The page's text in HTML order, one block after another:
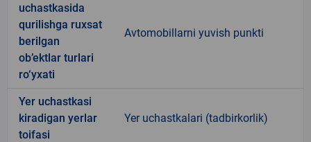
uchastkasida
qurilishga ruxsat
berilgan
ob’ektlar turlari
ro‘yxati
Avtomobillarni yuvish punkti
Yer uchastkasi
kiradigan yerlar
toifasi
Yer uchastkalari (tadbirkorlik)